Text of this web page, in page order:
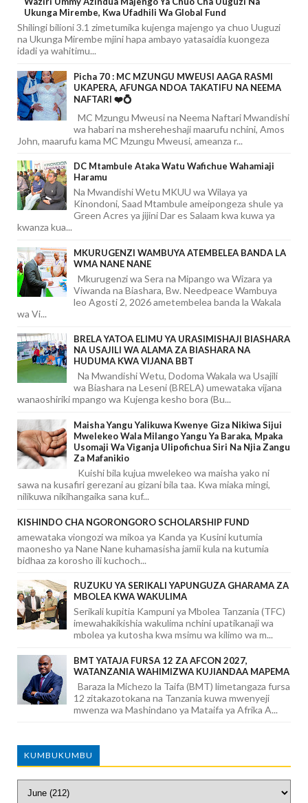
Ukunga Mirembe, Kwa Ufadhili Wa Global Fund
Shilingi bilioni 3.1 zimetumika kujenga majengo ya chuo Uuguzi
na Ukunga Mirembe mjini hapa ambayo yatasaidia kuongeza
idadi ya wahitimu...
Picha 70 : MC MZUNGU MWEUSI AAGA RASMI
UKAPERA, AFUNGA NDOA TAKATIFU NA NEEMA
NAFTARI ❤️💍
MC Mzungu Mweusi na Neema Naftari Mwandishi
wa habari na mshereheshaji maarufu nchini, Amos
John, maarufu kama MC Mzungu Mweusi, ameanza r...
DC Mtambule Ataka Watu Wafichue Wahamiaji
Haramu
Na Mwandishi Wetu MKUU wa Wilaya ya
Kinondoni, Saad Mtambule ameipongeza shule ya
Green Acres ya jijini Dar es Salaam kwa kuwa ya
kwanza kua...
MKURUGENZI WAMBUYA ATEMBELEA BANDA LA
WMA NANE NANE
Mkurugenzi wa Sera na Mipango wa Wizara ya
Viwanda na Biashara, Bw. Needpeace Wambuya
leo Agosti 2, 2026 ametembelea banda la Wakala
wa Vi...
BRELA YATOA ELIMU YA URASIMISHAJI BIASHARA
NA USAJILI WA ALAMA ZA BIASHARA NA
HUDUMA KWA VIJANA BBT
Na Mwandishi Wetu, Dodoma Wakala wa Usajili
wa Biashara na Leseni (BRELA) umewataka vijana
wanaoshiriki mpango wa Kujenga kesho bora (Bu...
Maisha Yangu Yalikuwa Kwenye Giza Nikiwa Sijui
Mwelekeo Wala Milango Yangu Ya Baraka, Mpaka
Usomaji Wa Viganja Ulipofichua Siri Na Njia Zangu
Za Mafanikio
Kuishi bila kujua mwelekeo wa maisha yako ni
sawa na kusafiri gerezani au gizani bila taa. Kwa miaka mingi,
nilikuwa nikihangaika sana kuf...
KISHINDO CHA NGORONGORO SCHOLARSHIP FUND
amewataka viongozi wa mikoa ya Kanda ya Kusini kutumia
maonesho ya Nane Nane kuhamasisha jamii kula na kutumia
bidhaa za korosho ili kuchoch...
RUZUKU YA SERIKALI YAPUNGUZA GHARAMA ZA
MBOLEA KWA WAKULIMA
Serikali kupitia Kampuni ya Mbolea Tanzania (TFC)
imewahakikishia wakulima nchini upatikanaji wa
mbolea ya kutosha kwa msimu wa kilimo wa m...
BMT YATAJA FURSA 12 ZA AFCON 2027,
WATANZANIA WAHIMIZWA KUJIANDAA MAPEMA
Baraza la Michezo la Taifa (BMT) limetangaza fursa
12 zitakazotokana na Tanzania kuwa mwenyeji
mwenza wa Mashindano ya Mataifa ya Afrika A...
KUMBUKUMBU